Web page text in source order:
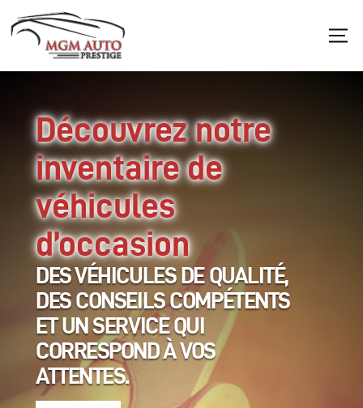
DES VÉHICULES DE QUALITÉ,
DES CONSEILS COMPÉTENTS
ET UN SERVICE QUI
CORRESPOND À VOS
ATTENTES.